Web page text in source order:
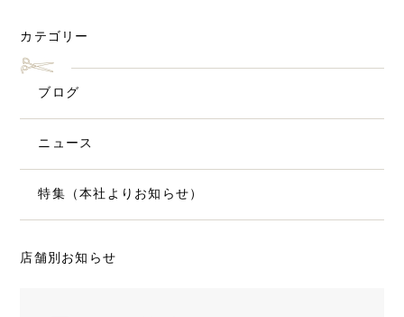
カテゴリー
ブログ
ニュース
特集（本社よりお知らせ）
店舗別お知らせ